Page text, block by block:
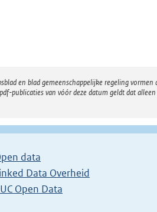
en blad gemeenschappelijke regeling
publicaties van vóór deze datum geldt dat
data
Data Overheid
Open Data